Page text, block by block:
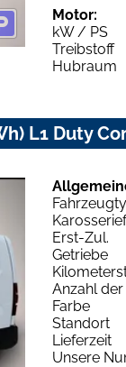
Motor:
kW / PS
Treibstoff
Hubraum
L1 Duty
Erst-Zul.
Getriebe
Anzahl
Farbe
Standort
Lieferzeit
Unsere